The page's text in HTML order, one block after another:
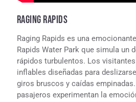
RAGING RAPIDS
Raging Rapids es una
Rapids Water Park que simula un
rápidos turbulentos. Los
inflables diseñadas para
giros bruscos y caídas
pasajeros experimentan la